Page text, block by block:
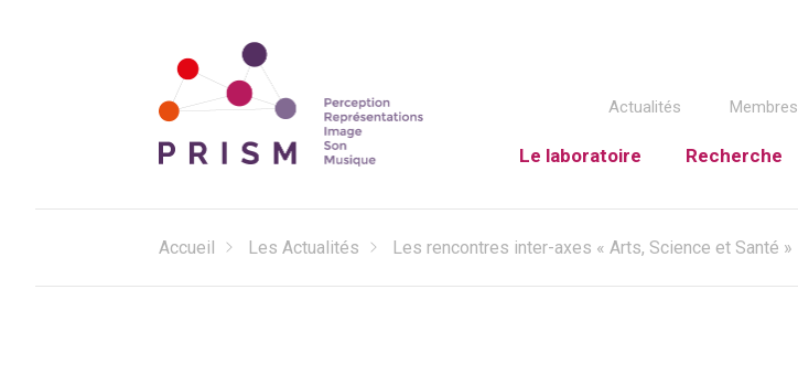
Laboratoire PRISM
Actualités Membres
Le laboratoire Recherche
Accueil Les Actualités Les rencontres inter-axes « Arts, Science et Santé »